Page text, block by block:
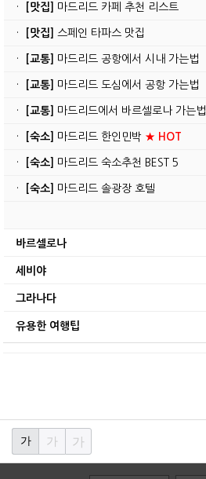
· [맛집] 마드리드 카페 추천 리스트
· [맛집] 스페인 타파스 맛집
· [교통] 마드리드 공항에서 시내 가는법
· [교통] 마드리드 도심에서 공항 가는법
· [교통] 마드리드에서 바르셀로나 가는법
· [숙소] 마드리드 한인민박 ★ HOT
· [숙소] 마드리드 숙소추천 BEST 5
· [숙소] 마드리드 솔광장 호텔
바르셀로나
세비야
그라나다
유용한 여행팁
가 가 가